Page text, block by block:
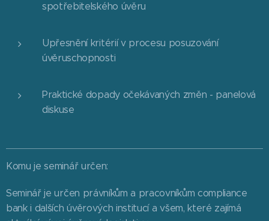
spotřebitelského úvěru
Upřesnění kritérií v procesu posuzování
úvěruschopnosti
Praktické dopady očekávaných změn - panelová
diskuse
Komu je seminář určen:
Seminář je určen právníkům a pracovníkům compliance
bank i dalších úvěrových institucí a všem, které zajímá